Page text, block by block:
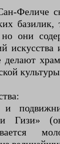
Феличе
базилик,
они
искусства
делают
и
Гизи»